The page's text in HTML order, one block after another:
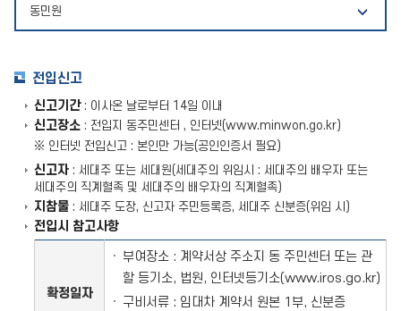
동민원
전입신고
신고기간: 이사온 날로부터 14일 이내
신고장소 : 전입지 동주민센터 , 인터넷(www.minwon.go.kr)
※ 인터넷 전입신고 : 본인만 가능(공인인증서 필요)
신고자 : 세대주 또는 세대원(세대주의 위임시 : 세대주의 배우자 또는
세대주의 직계혈족 및 세대주의 배우자의 직계혈족)
지참물 : 세대주 도장, 신고자 주민등록증, 세대주 신분증(위임 시)
전입시 참고사항
확정일자
부여장소 : 계약서상 주소지 동 주민센터 또는 관
할 등기소, 법원, 인터넷등기소(www.iros.go.kr)
구비서류 : 임대차 계약서 원본 1부, 신분증